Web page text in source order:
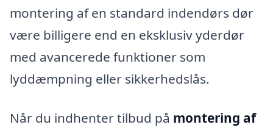
montering af en standard indendørs dør
være billigere end en eksklusiv yderdør
med avancerede funktioner som
lyddæmpning eller sikkerhedslås.
Når du indhenter tilbud på montering af